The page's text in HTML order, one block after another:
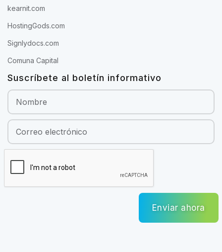
kearnit.com
HostingGods.com
Signlydocs.com
Comuna Capital
Suscríbete al boletín informativo
Enviar ahora